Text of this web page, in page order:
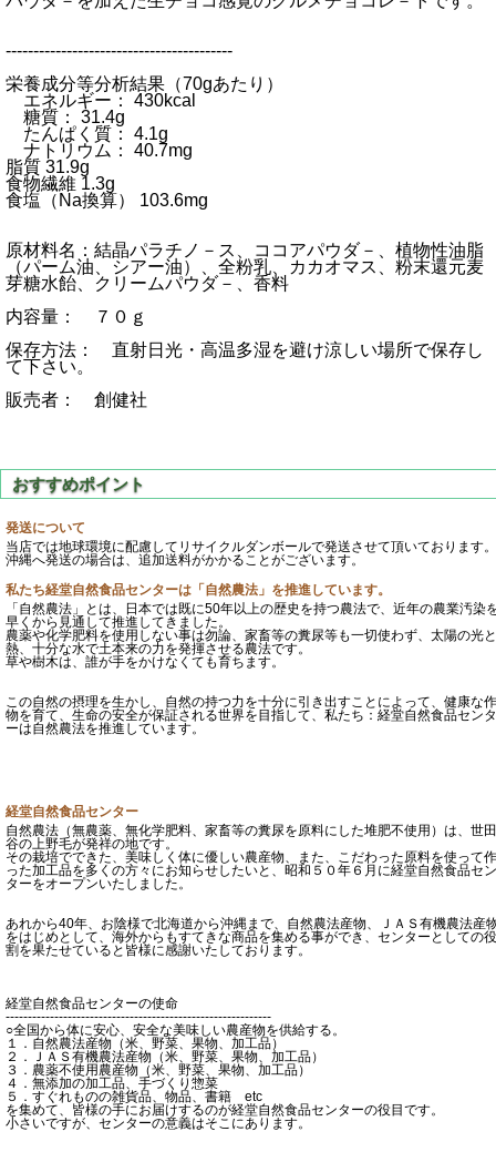
-----------------------------------------
栄養成分等分析結果（70gあたり）
エネルギー： 430kcal
糖質： 31.4g
たんぱく質： 4.1g
ナトリウム： 40.7mg
脂質 31.9g
食物繊維 1.3g
食塩（Na換算） 103.6mg
原材料名：結晶パラチノ－ス、ココアパウダ－、植物性油脂
（パーム油、シアー油）、全粉乳、カカオマス、粉末還元麦
芽糖水飴、クリームパウダ－、香料
内容量： ７０ｇ
保存方法： 直射日光・高温多湿を避け涼しい場所で保存し
て下さい。
販売者： 創健社
発送について
当店では地球環境に配慮してリサイクルダンボールで発送させて頂いております。
沖縄へ発送の場合は、追加送料がかかることがございます。
私たち経堂自然食品センターは「自然農法」を推進しています。
「自然農法」とは、日本では既に50年以上の歴史を持つ農法で、近年の農業汚染
早くから見通して推進してきました。
農薬や化学肥料を使用しない事は勿論、家畜等の糞尿等も一切使わず、太陽の光と
熱、十分な水で土本来の力を発揮させる農法です。
草や樹木は、誰が手をかけなくても育ちます。
この自然の摂理を生かし、自然の持つ力を十分に引き出すことによって、健康な作
物を育て、生命の安全が保証される世界を目指して、私たち：経堂自然食品センタ
ーは自然農法を推進しています。
経堂自然食品センター
自然農法（無農薬、無化学肥料、家畜等の糞尿を原料にした堆肥不使用）は、世田
谷の上野毛が発祥の地です。
その栽培でできた、美味しく体に優しい農産物、また、こだわった原料を使って作
った加工品を多くの方々にお知らせしたいと、昭和５０年６月に経堂自然食品セン
ターをオープンいたしました。
あれから40年、お陰様で北海道から沖縄まで、自然農法産物、ＪＡＳ有機農法産
をはじめとして、海外からもすてきな商品を集める事ができ、センターとしての役
割を果たせていると皆様に感謝いたしております。
経堂自然食品センターの使命
------------------------------------------------------------
○全国から体に安心、安全な美味しい農産物を供給する。
１．自然農法産物（米、野菜、果物、加工品）
２．ＪＡＳ有機農法産物（米、野菜、果物、加工品）
３．農薬不使用農産物（米、野菜、果物、加工品）
４．無添加の加工品、手づくり惣菜
５．すぐれものの雑貨品、物品、書籍 etc
を集めて、皆様の手にお届けするのが経堂自然食品センターの役目です。
小さいですが、センターの意義はそこにあります。